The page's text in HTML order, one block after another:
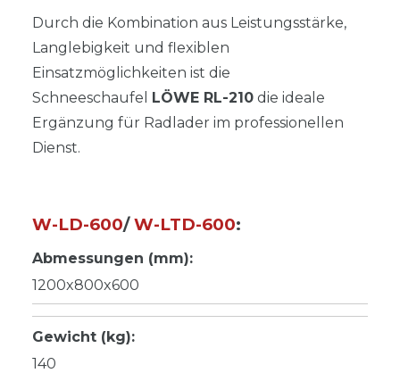
Durch die Kombination aus Leistungsstärke,
Langlebigkeit und flexiblen
Einsatzmöglichkeiten ist die
Schneeschaufel LÖWE RL-210 die ideale
Ergänzung für Radlader im professionellen
Dienst.
W-LD-600/W-LTD-600:
Abmessungen (mm):
1200x800x600
Gewicht (kg):
140